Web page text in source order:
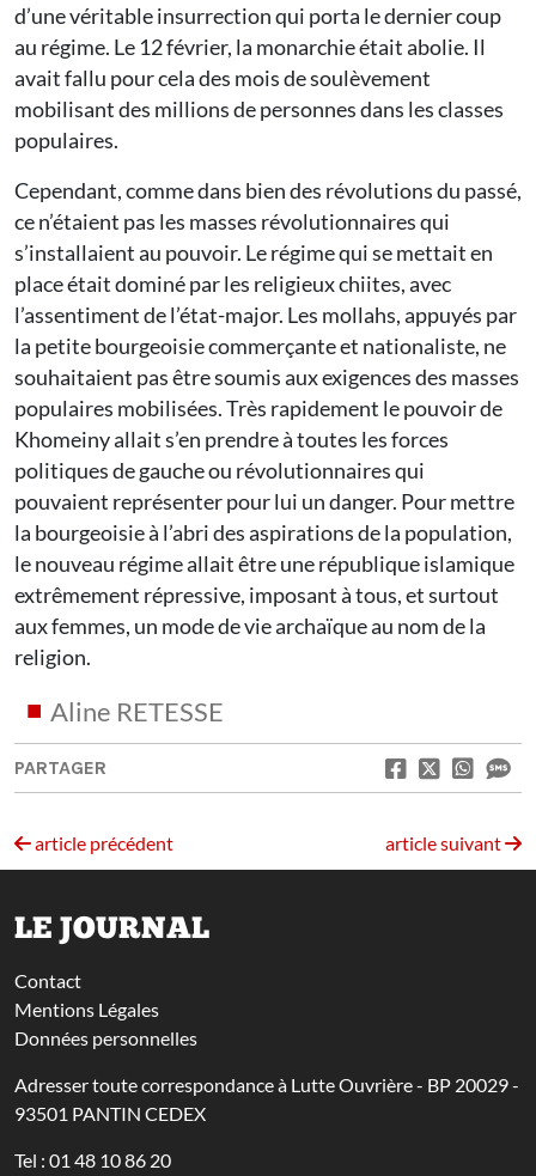
d’une véritable insurrection qui porta le dernier coup
au régime. Le 12 février, la monarchie était abolie. Il
avait fallu pour cela des mois de soulèvement
mobilisant des millions de personnes dans les classes
populaires.
Cependant, comme dans bien des révolutions du passé,
ce n’étaient pas les masses révolutionnaires qui
s’installaient au pouvoir. Le régime qui se mettait en
place était dominé par les religieux chiites, avec
l’assentiment de l’état-major. Les mollahs, appuyés par
la petite bourgeoisie commerçante et nationaliste, ne
souhaitaient pas être soumis aux exigences des masses
populaires mobilisées. Très rapidement le pouvoir de
Khomeiny allait s’en prendre à toutes les forces
politiques de gauche ou révolutionnaires qui
pouvaient représenter pour lui un danger. Pour mettre
la bourgeoisie à l’abri des aspirations de la population,
le nouveau régime allait être une république islamique
extrêmement répressive, imposant à tous, et surtout
aux femmes, un mode de vie archaïque au nom de la
religion.
Aline RETESSE
PARTAGER
article précédent article suivant
LE JOURNAL
Contact
Mentions Légales
Données personnelles
Adresser toute correspondance à Lutte Ouvrière - BP 20029 -
93501 PANTIN CEDEX
Tel : 01 48 10 86 20